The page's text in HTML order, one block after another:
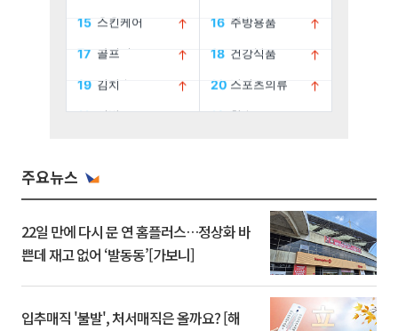
주요뉴스
22일 만에 다시 문 연 홈플러스…정상화 바
쁜데 재고 없어 ‘발동동’[가보니]
입추매직 '불발', 처서매직은 올까요? [해